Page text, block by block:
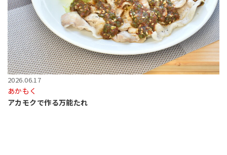
2026.06.17
あかもく
アカモクで作る万能たれ